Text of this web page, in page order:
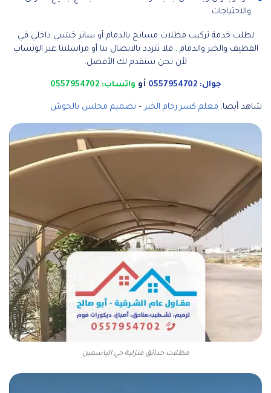
والاحتياجات.
لطلب خدمة تركيب مظلات مسابح بالدمام أو ساتر خشبي داخلي في
القطيف والخبر والدمام , فلا تتردد بالاتصال بنا أو مراسلتنا عبر الوتساب
لأن نحن سنقدم لك الأفضل.
جوال: 0557954702 أو واتساب: 0557954702
شاهد أيضا: معلم كسر رخام الخبر– تصميم مجلس بالحوش
مظلات حدائق منزلية حي الياسمين